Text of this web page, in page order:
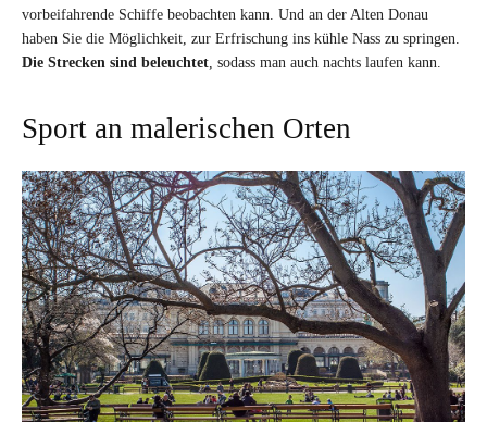
vorbeifahrende Schiffe beobachten kann. Und an der Alten Donau
haben Sie die Möglichkeit, zur Erfrischung ins kühle Nass zu springen.
Die Strecken sind beleuchtet , sodass man auch nachts laufen kann.
Sport an malerischen Orten